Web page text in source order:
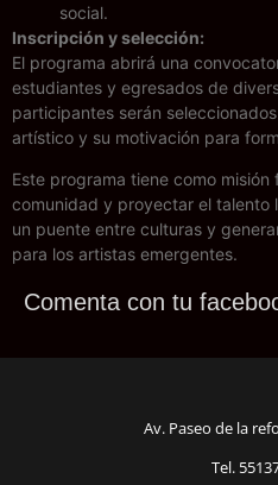
social.
Inscripción y selección:
El programa abrirá una
estudiantes y egresados de
participantes serán
artístico y su motivación para
Este programa tiene como
comunidad y proyectar el talento
un puente entre culturas y
para los artistas emergentes.
Comenta con tu
Av. Paseo de la
Tel.